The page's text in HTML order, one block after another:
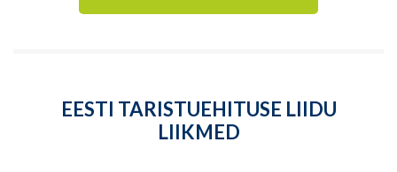
EESTI TARISTUEHITUSE LIIDU
LIIKMED